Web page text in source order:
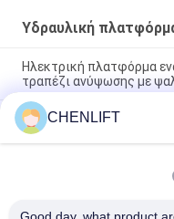
Υδραυλική
Ηλεκτρική πλατφόρμα
τραπέζι ανύψωσης με
10m Υδραυλική
αυτοκινούμενη ανύψωση
450Kg φόρτωση
Υδραυλική πλατφόρμα
CHENLIFT